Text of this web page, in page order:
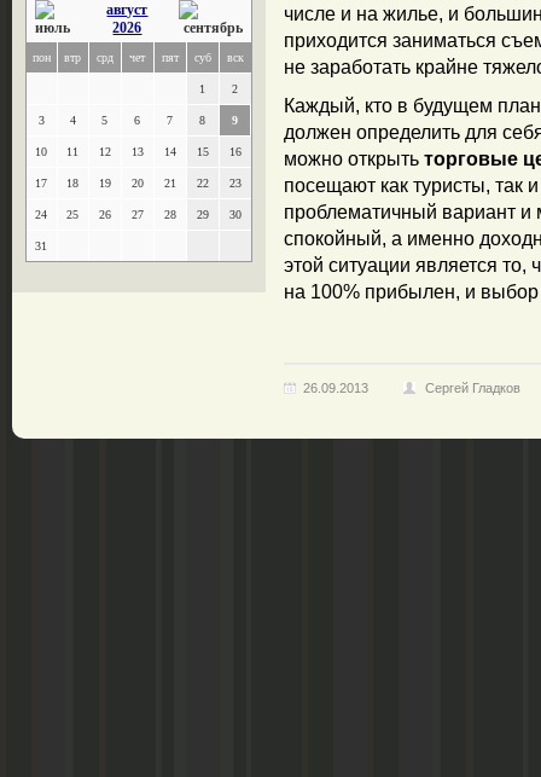
август
2026
пон втр срд чет пят суб вск
1 2
3 4 5 6 7 8 9
10 11 12 13 14 15 16
17 18 19 20 21 22 23
24 25 26 27 28 29 30
31
числе и на жилье, и
приходится заниматься
не заработать крайне
Каждый, кто в будущем
должен определить для
можно открыть торговые
посещают как туристы, так
проблематичный вариант
спокойный, а именно
этой ситуации является то,
на 100% прибылен, и выбор
26.09.2013 Сергей Гладков